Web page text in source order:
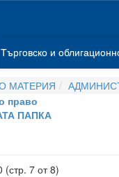
Търговско и
МАТЕРИЯ
право
ПАПКА
(стр. 7 от 8)